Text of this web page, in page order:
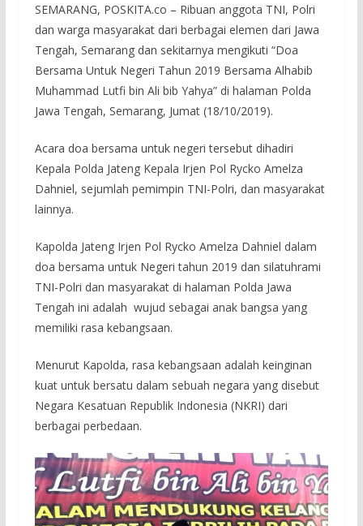
SEMARANG, POSKITA.co – Ribuan anggota TNI, Polri
dan warga masyarakat dari berbagai elemen dari Jawa
Tengah, Semarang dan sekitarnya mengikuti “Doa
Bersama Untuk Negeri Tahun 2019 Bersama Alhabib
Muhammad Lutfi bin Ali bib Yahya” di halaman Polda
Jawa Tengah, Semarang, Jumat (18/10/2019).
Acara doa bersama untuk negeri tersebut dihadiri
Kepala Polda Jateng Kepala Irjen Pol Rycko Amelza
Dahniel, sejumlah pemimpin TNI-Polri, dan masyarakat
lainnya.
Kapolda Jateng Irjen Pol Rycko Amelza Dahniel dalam
doa bersama untuk Negeri tahun 2019 dan silatuhrami
TNI-Polri dan masyarakat di halaman Polda Jawa
Tengah ini adalah wujud sebagai anak bangsa yang
memiliki rasa kebangsaan.
Menurut Kapolda, rasa kebangsaan adalah keinginan
kuat untuk bersatu dalam sebuah negara yang disebut
Negara Kesatuan Republik Indonesia (NKRI) dari
berbagai perbedaan.